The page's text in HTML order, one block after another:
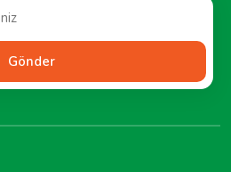
Gönder